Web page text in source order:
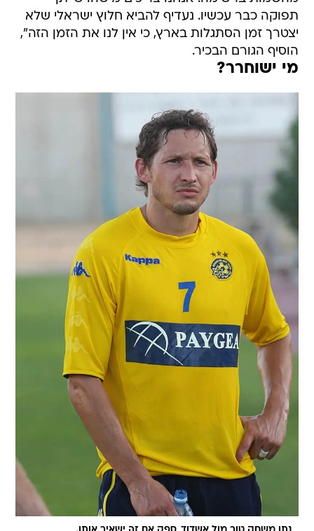
תפוקה כבר עכשיו. נעדיף להביא חלוץ ישראלי שלא
יצטרך זמן הסתגלות בארץ, כי אין לנו את הזמן הזה",
הוסיף הגורם הבכיר.
מי ישוחרר?